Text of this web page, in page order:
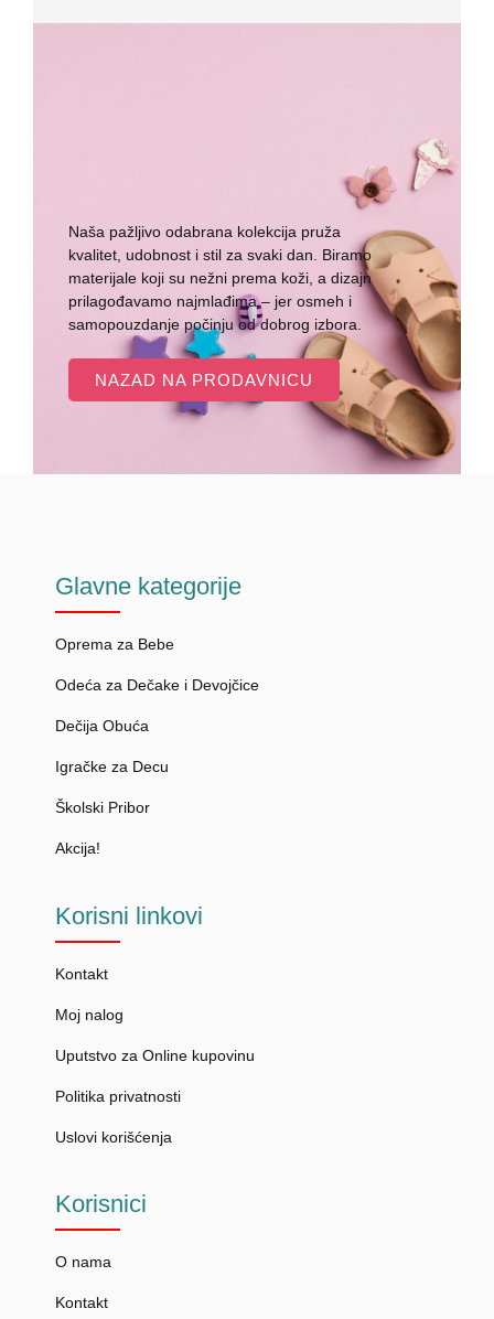
Naša pažljivo odabrana kolekcija pruža
kvalitet, udobnost i stil za svaki dan. Biramo
materijale koji su nežni prema koži, a dizajn
prilagođavamo najmlađima – jer osmeh i
samopouzdanje počinju od dobrog izbora.
NAZAD NA PRODAVNICU
Glavne kategorije
Oprema za Bebe
Odeća za Dečake i Devojčice
Dečija Obuća
Igračke za Decu
Školski Pribor
Akcija!
Korisni linkovi
Kontakt
Moj nalog
Uputstvo za Online kupovinu
Politika privatnosti
Uslovi korišćenja
Korisnici
O nama
Kontakt